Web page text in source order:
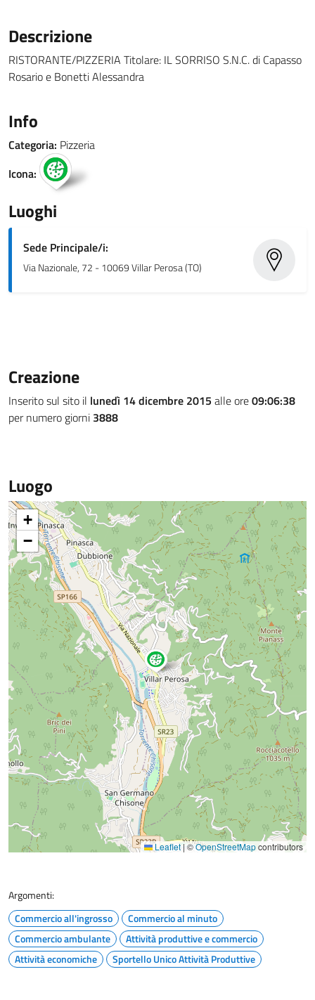
Descrizione
RISTORANTE/PIZZERIA Titolare: IL SORRISO S.N.C. di Capasso
Rosario e Bonetti Alessandra
Info
Categoria: Pizzeria
Icona:
Luoghi
Sede Principale/i:
Via Nazionale, 72 - 10069 Villar Perosa (TO)
Creazione
Inserito sul sito il lunedì 14 dicembre 2015 alle ore09:06:38
per numero giorni 3888
Luogo
+
−
Leaflet |©OpenStreetMapcontributors
Argomenti:
Commercio all'ingrosso
Commercio al minuto
Commercio ambulante
Attività produttive e commercio
Attività economiche
Sportello Unico Attività Produttive